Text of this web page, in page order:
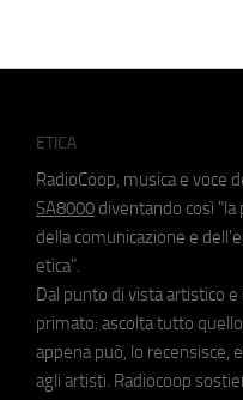
ETICA
RadioCoop, musica e voce
SA8000 diventando così
della comunicazione e
etica".
Dal punto di vista artistico
primato: ascolta tutto
appena può, lo recensisce,
agli artisti. Radiocoop